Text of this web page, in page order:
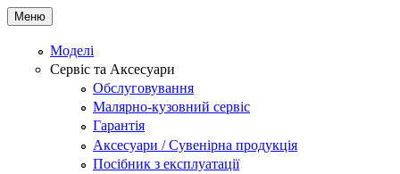
Меню
Моделі
Сервіс та Аксесуари
Обслуговування
Малярно-кузовний сервіс
Гарантія
Аксесуари / Сувенірна продукція
Посібник з експлуатації